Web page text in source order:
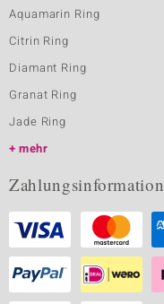
Aquamarin Ring
Citrin Ring
Diamant Ring
Granat Ring
Jade Ring
mehr
Zahlungsinformation